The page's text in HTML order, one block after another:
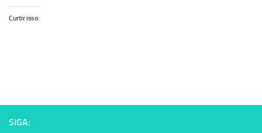
Curtir isso:
SIGA: